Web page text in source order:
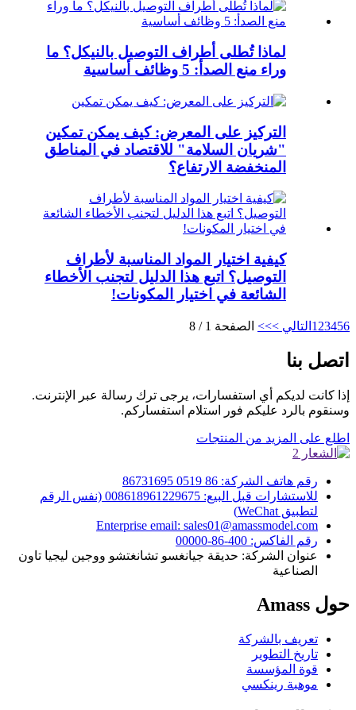
لماذا تُطلى أطراف التوصيل بالنيكل؟ ما
وراء منع الصدأ: 5 وظائف أساسية
التركيز على المعرض: كيف يمكن تمكين
"شريان السلامة" للاقتصاد في المناطق
المنخفضة الارتفاع؟
كيفية اختيار المواد المناسبة لأطراف
التوصيل؟ اتبع هذا الدليل لتجنب الأخطاء
الشائعة في اختيار المكونات!
1 23456 التالي >>> الصفحة 1 / 8
اتصل بنا
إذا كانت لديكم أي استفسارات، يرجى ترك رسالة عبر الإنترنت.
وسنقوم بالرد عليكم فور استلام استفساركم.
اطلع على المزيد من المنتجات
رقم هاتف الشركة: 86 0519 86731695
للاستشارات قبل البيع: 008618961229675 (نفس الرقم
لتطبيق WeChat)
Enterprise email: sales01@amassmodel.com
رقم الفاكس: 400-86-00000
عنوان الشركة: حديقة جيانغسو تشانغتشو ووجين ليجيا تاون
الصناعية
حول Amass
تعريف بالشركة
تاريخ التطوير
قوة المؤسسة
موهبة رينكسي